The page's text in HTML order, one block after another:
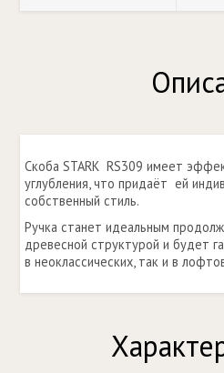
Скоба STARK RS309 имеет
углубления, что придаёт ей
собственный стиль.
Ручка станет идеальным
древесной структурой и будет
в неоклассических, так и в